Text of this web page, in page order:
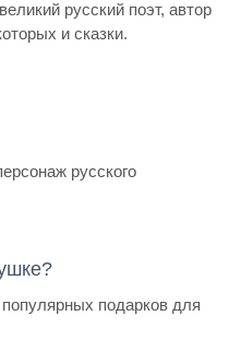
русский поэт, автор
и сказки.
русского
подарков для